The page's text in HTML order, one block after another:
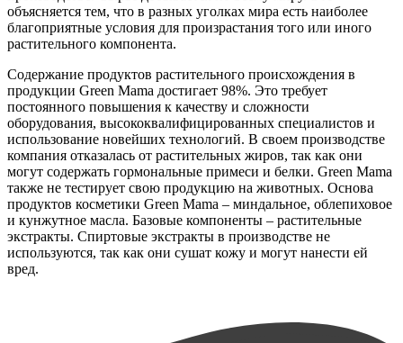
объясняется тем, что в разных уголках мира есть наиболее
благоприятные условия для произрастания того или иного
растительного компонента.
Содержание продуктов растительного происхождения в
продукции Green Mama достигает 98%. Это требует
постоянного повышения к качеству и сложности
оборудования, высококвалифицированных специалистов и
использование новейших технологий. В своем производстве
компания отказалась от растительных жиров, так как они
могут содержать гормональные примеси и белки. Green Mama
также не тестирует свою продукцию на животных. Основа
продуктов косметики Green Mama – миндальное, облепиховое
и кунжутное масла. Базовые компоненты – растительные
экстракты. Спиртовые экстракты в производстве не
используются, так как они сушат кожу и могут нанести ей
вред.